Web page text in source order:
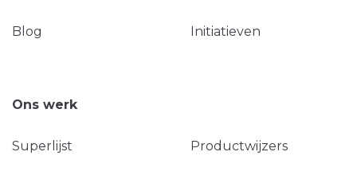
Blog Initiatieven
Ons werk
Superlijst Productwijzers